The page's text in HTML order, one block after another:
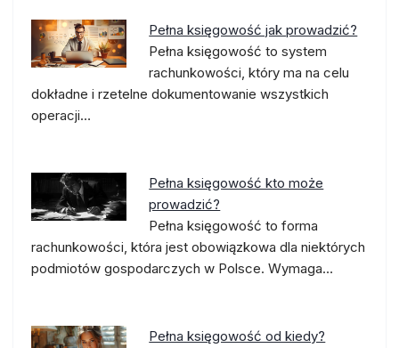
Pełna księgowość jak prowadzić?
Pełna księgowość to system
rachunkowości, który ma na celu
dokładne i rzetelne dokumentowanie wszystkich
operacji…
Pełna księgowość kto może
prowadzić?
Pełna księgowość to forma
rachunkowości, która jest obowiązkowa dla niektórych
podmiotów gospodarczych w Polsce. Wymaga…
Pełna księgowość od kiedy?